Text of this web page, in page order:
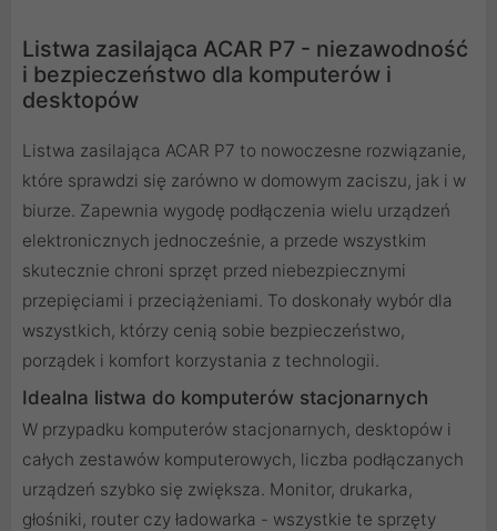
Listwa zasilająca ACAR P7 - niezawodność
i bezpieczeństwo dla komputerów i
desktopów
Listwa zasilająca ACAR P7 to nowoczesne rozwiązanie,
które sprawdzi się zarówno w domowym zaciszu, jak i w
biurze. Zapewnia wygodę podłączenia wielu urządzeń
elektronicznych jednocześnie, a przede wszystkim
skutecznie chroni sprzęt przed niebezpiecznymi
przepięciami i przeciążeniami. To doskonały wybór dla
wszystkich, którzy cenią sobie bezpieczeństwo,
porządek i komfort korzystania z technologii.
Idealna listwa do komputerów stacjonarnych
W przypadku komputerów stacjonarnych, desktopów i
całych zestawów komputerowych, liczba podłączanych
urządzeń szybko się zwiększa. Monitor, drukarka,
głośniki, router czy ładowarka - wszystkie te sprzęty